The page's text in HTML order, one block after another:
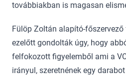
továbbiakban is magasan
Fülöp Zoltán alapító-főszervező
ezelőtt gondolták úgy, hogy
felfokozott figyelemből ami a
irányul, szeretnének egy